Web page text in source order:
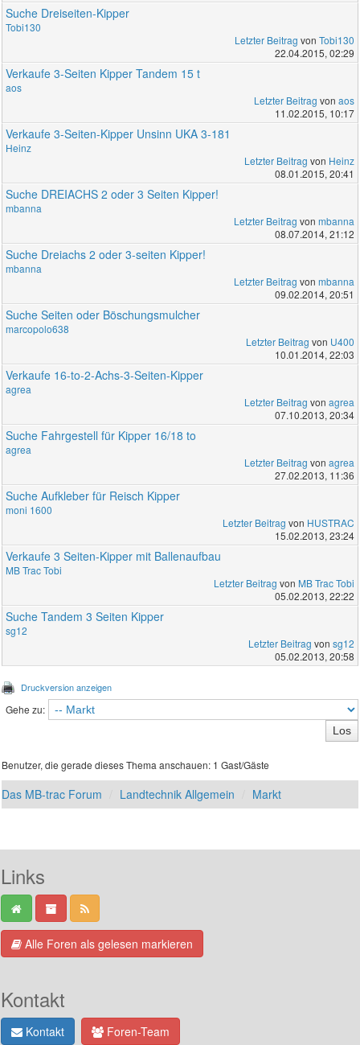
Suche Dreiseiten-Kipper
Tobi130
Letzter Beitrag von Tobi130
22.04.2015, 02:29
Verkaufe 3-Seiten Kipper Tandem 15 t
aos
Letzter Beitrag von aos
11.02.2015, 10:17
Verkaufe 3-Seiten-Kipper Unsinn UKA 3-181
Heinz
Letzter Beitrag von Heinz
08.01.2015, 20:41
Suche DREIACHS 2 oder 3 Seiten Kipper!
mbanna
Letzter Beitrag von mbanna
08.07.2014, 21:12
Suche Dreiachs 2 oder 3-seiten Kipper!
mbanna
Letzter Beitrag von mbanna
09.02.2014, 20:51
Suche Seiten oder Böschungsmulcher
marcopolo638
Letzter Beitrag von U400
10.01.2014, 22:03
Verkaufe 16-to-2-Achs-3-Seiten-Kipper
agrea
Letzter Beitrag von agrea
07.10.2013, 20:34
Suche Fahrgestell für Kipper 16/18 to
agrea
Letzter Beitrag von agrea
27.02.2013, 11:36
Suche Aufkleber für Reisch Kipper
moni 1600
Letzter Beitrag von HUSTRAC
15.02.2013, 23:24
Verkaufe 3 Seiten-Kipper mit Ballenaufbau
MB Trac Tobi
Letzter Beitrag von MB Trac Tobi
05.02.2013, 22:22
Suche Tandem 3 Seiten Kipper
sg12
Letzter Beitrag von sg12
05.02.2013, 20:58
Druckversion anzeigen
Gehe zu:
Benutzer, die gerade dieses Thema anschauen: 1 Gast/Gäste
Das MB-trac Forum Landtechnik Allgemein Markt
Links
Alle Foren als gelesen markieren
Kontakt
Kontakt Foren-Team